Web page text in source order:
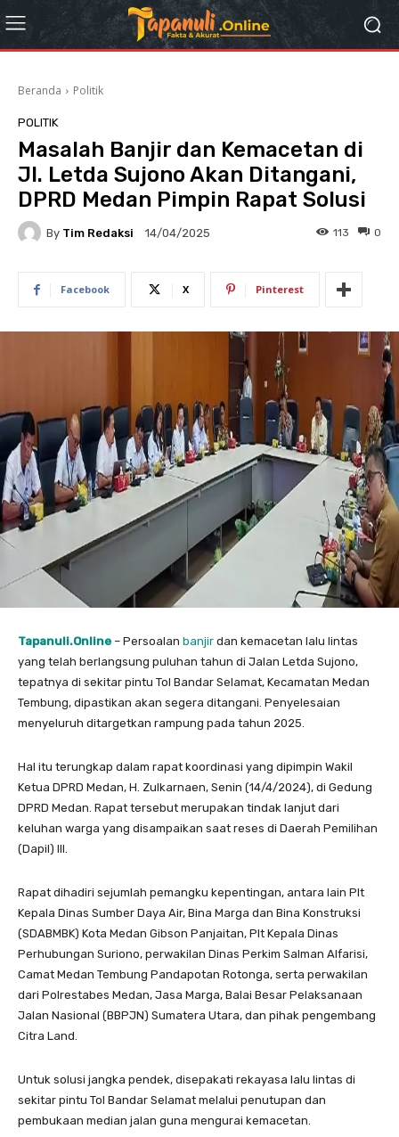
Beranda Politik
POLITIK
Masalah Banjir dan Kemacetan di
Jl. Letda Sujono Akan Ditangani,
DPRD Medan Pimpin Rapat Solusi
By Tim Redaksi 14/04/2025 0
113
Facebook X Pinterest
Tapanuli.Online – Persoalan banjir dan kemacetan lalu lintas
yang telah berlangsung puluhan tahun di Jalan Letda Sujono,
tepatnya di sekitar pintu Tol Bandar Selamat, Kecamatan Medan
Tembung, dipastikan akan segera ditangani. Penyelesaian
menyeluruh ditargetkan rampung pada tahun 2025.
Hal itu terungkap dalam rapat koordinasi yang dipimpin Wakil
Ketua DPRD Medan, H. Zulkarnaen, Senin (14/4/2024), di Gedung
DPRD Medan. Rapat tersebut merupakan tindak lanjut dari
keluhan warga yang disampaikan saat reses di Daerah Pemilihan
(Dapil) III.
Rapat dihadiri sejumlah pemangku kepentingan, antara lain Plt
Kepala Dinas Sumber Daya Air, Bina Marga dan Bina Konstruksi
(SDABMBK) Kota Medan Gibson Panjaitan, Plt Kepala Dinas
Perhubungan Suriono, perwakilan Dinas Perkim Salman Alfarisi,
Camat Medan Tembung Pandapotan Rotonga, serta perwakilan
dari Polrestabes Medan, Jasa Marga, Balai Besar Pelaksanaan
Jalan Nasional (BBPJN) Sumatera Utara, dan pihak pengembang
Citra Land.
Untuk solusi jangka pendek, disepakati rekayasa lalu lintas di
sekitar pintu Tol Bandar Selamat melalui penutupan dan
pembukaan median jalan guna mengurai kemacetan.